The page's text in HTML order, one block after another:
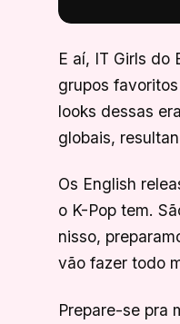
E aí, IT Girls do
grupos
looks dessas
globais,
Os English
o K-Pop tem.
nisso,
vão fazer todo
Prepare-se pra